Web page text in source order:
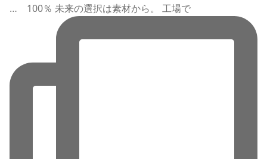
… 100％ 未来の選択は素材から。 工場で